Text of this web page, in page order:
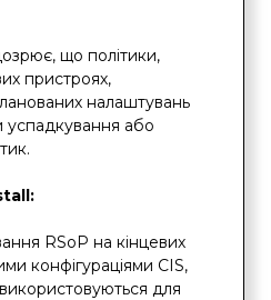
що політики,
пристроях,
налаштувань
успадкування або
RSoP на кінцевих
конфігураціями CIS,
для